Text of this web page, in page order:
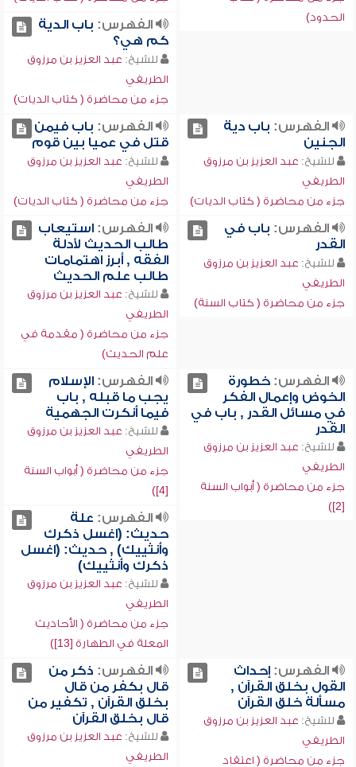
الحدود)
الفهرس: باب الدية
كم هي؟
للشيخ: عبد العزيز بن مرزوق
الطريفي
جزء من محاضرة ( كتاب الديات)
الفهرس: باب دية
الجنين
للشيخ: عبد العزيز بن مرزوق
الطريفي
جزء من محاضرة ( كتاب الديات)
الفهرس: باب فيمن
قتل في عميا بين قوم
للشيخ: عبد العزيز بن مرزوق
الطريفي
جزء من محاضرة ( كتاب الديات)
الفهرس: باب في
القدر
للشيخ: عبد العزيز بن مرزوق
الطريفي
جزء من محاضرة ( كتاب السنة)
الفهرس:استيعاب
طالب الحديث لأدلة
الفقه , أبرز اهتمامات
طالب علم الحديث
للشيخ: عبد العزيز بن مرزوق
الطريفي
جزء من محاضرة ( مقدمة في
علم الحديث)
الفهرس:خطورة
الخوض وإعمال الفكر
في مسائل القدر , باب في
القدر
للشيخ: عبد العزيز بن مرزوق
الطريفي
جزء من محاضرة ( أبواب السنة
[2])
الفهرس:الإسلام
يجب ما قبله , باب
فيما أنكرت الجهمية
للشيخ: عبد العزيز بن مرزوق
الطريفي
جزء من محاضرة ( أبواب السنة
[4])
الفهرس: علة
حديث: (اغسل ذكرك
وأنثييك) , حديث: (اغسل
ذكرك وأنثييك)
للشيخ: عبد العزيز بن مرزوق
الطريفي
جزء من محاضرة ( الأحاديث
المعلة في الطهارة [13])
الفهرس:إحداث
القول بخلق القرآن ,
مسألة خلق القرآن
للشيخ: عبد العزيز بن مرزوق
الطريفي
جزء من محاضرة ( اعتقاد
الفهرس: ذكر من
قال بكفر من قال
بخلق القرآن , تكفير من
قال بخلق القرآن
للشيخ: عبد العزيز بن مرزوق
الطريفي